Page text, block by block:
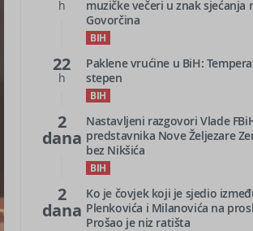
h
muzičke večeri u znak sjećanja
Govorčina
BIH
22
h
Paklene vrućine u BiH:
stepen
BIH
2
dana
Nastavljeni razgovori Vlade
predstavnika Nove Željezare
bez Nikšića
BIH
2
dana
Ko je čovjek koji je sjedio
Plenkovića i Milanovića na
Prošao je niz ratišta